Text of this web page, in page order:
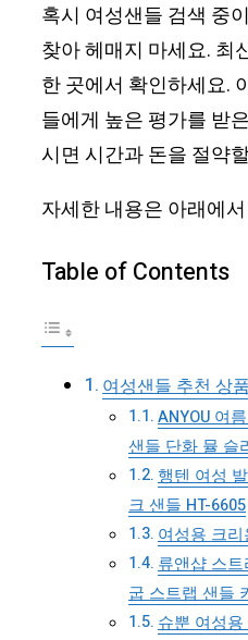
혹시 여성샌들 검색 중
찾아 헤매지 마세요. 최
한 곳에서 확인하세요.
들에게 높은 평가를 받
시면 시간과 돈을 절약
자세한 내용은 아래에
Table of Contents
여성샌들 추천 상
ANYOU 여
샌들 단화 뮬 슬
행텐 여성
크 샌들 HT-6605
여성용 크
류앤샵 스
굽 스트랩 샌들
슈뿐 여성